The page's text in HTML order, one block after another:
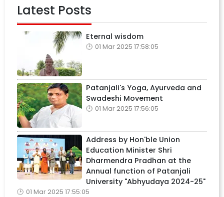
Latest Posts
Eternal wisdom
01 Mar 2025 17:58:05
Patanjali's Yoga, Ayurveda and
Swadeshi Movement
01 Mar 2025 17:56:05
Address by Hon'ble Union
Education Minister Shri
Dharmendra Pradhan at the
Annual function of Patanjali
University "Abhyudaya 2024-25"
01 Mar 2025 17:55:05